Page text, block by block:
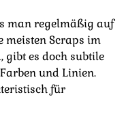
man regelmäßig auf
meisten Scraps im
es doch subtile
und Linien.
für